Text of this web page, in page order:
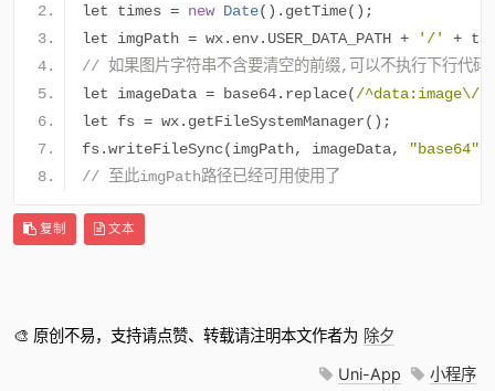
let times = new Date(). getTime();
let imgPath = wx. env. USER_DATA_PATH + '/' +
// 如果图片字符串不含要清空的前缀,可以不执行下行代码
let imageData = base64. replace(/^data:image\/
let fs = wx. getFileSystemManager();
fs.writeFileSync(imgPath, imageData, "base64"
// 至此imgPath路径已经可用使用了
复制 文本
🎨 原创不易，支持请点赞、转载请注明本文作者为 除夕
Uni-App 小程序